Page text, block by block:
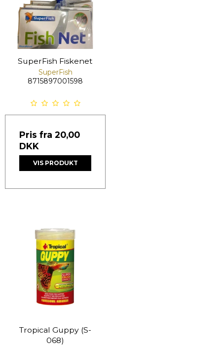
SuperFish Fiskenet
SuperFish
8715897001598
Pris fra 20,00
DKK
VIS PRODUKT
Tropical Guppy (S-
068)